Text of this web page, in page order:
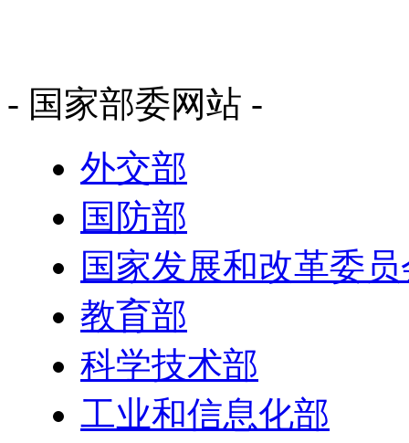
- 国家部委网站 -
外交部
国防部
国家发展和改革委
教育部
科学技术部
工业和信息化部